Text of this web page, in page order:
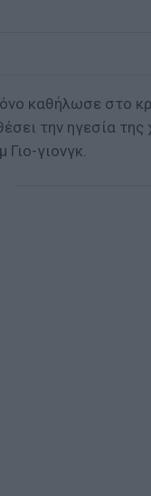
καθήλωσε στο
την ηγεσία
γιονγκ.